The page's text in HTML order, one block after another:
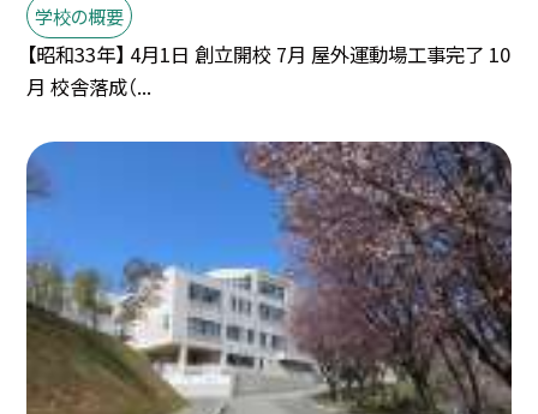
学校の概要
【昭和33年】 4月1日 創立開校 7月 屋外運動場工事完了 10
月 校舎落成（...